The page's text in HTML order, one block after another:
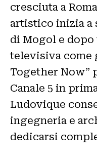
cresciuta a
artistico inizia a
di Mogol e dopo
televisiva come
Together Now”
Canale 5 in
Ludovique
ingegneria e
dedicarsi